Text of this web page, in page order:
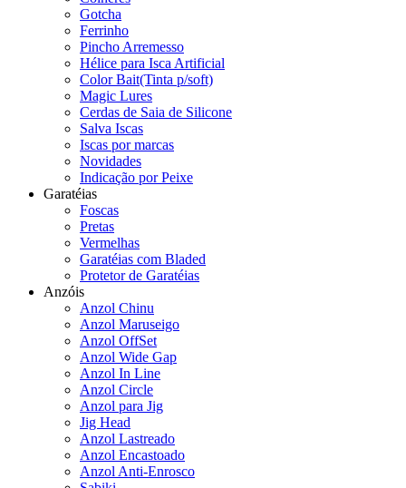
Gotcha
Ferrinho
Pincho Arremesso
Hélice para Isca Artificial
Color Bait(Tinta p/soft)
Magic Lures
Cerdas de Saia de Silicone
Salva Iscas
Iscas por marcas
Novidades
Indicação por Peixe
Garatéias
Foscas
Pretas
Vermelhas
Garatéias com Bladed
Protetor de Garatéias
Anzóis
Anzol Chinu
Anzol Maruseigo
Anzol OffSet
Anzol Wide Gap
Anzol In Line
Anzol Circle
Anzol para Jig
Jig Head
Anzol Lastreado
Anzol Encastoado
Anzol Anti-Enrosco